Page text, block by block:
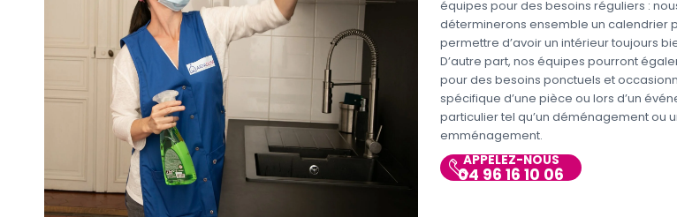
équipes pour des besoins réguliers :
déterminerons ensemble un calendrier
permettre d’avoir un intérieur toujours
D’autre part, nos équipes pourront
pour des besoins ponctuels et
spécifique d’une pièce ou lors d’un
particulier tel qu’un déménagement ou
emménagement.
APPELEZ-NOUS
04 96 16 10 06